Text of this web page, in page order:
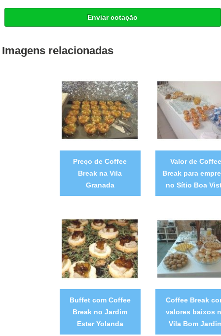
Enviar cotação
Imagens relacionadas
Preço de Coffee
Break na Vila
Granada
Valor de Coffee
Break para
no Sítio Boa
Buffet com Coffee
Break no Jardim
Ester Yolanda
Coffee Break
valores baixos
Vila Bom